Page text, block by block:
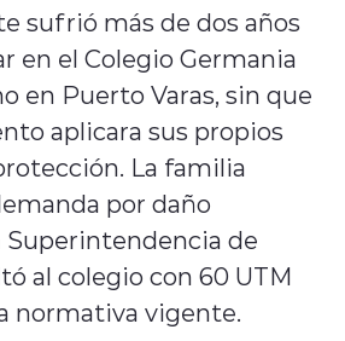
sufrió más de dos años
en el Colegio Germania
en Puerto Varas, sin que
aplicara sus propios
La familia
por daño
Superintendencia de
al colegio con 60 UTM
normativa vigente.